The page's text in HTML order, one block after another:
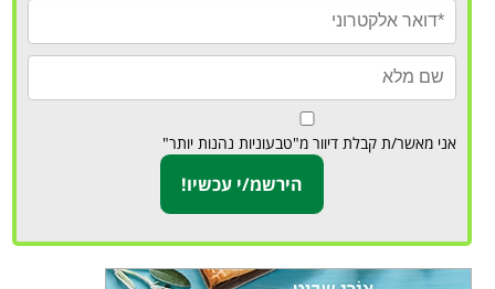
אני מאשר/ת קבלת דיוור מ"טבעוניות נהנות יותר"